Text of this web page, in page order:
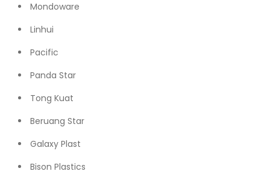
Mondoware
Linhui
Pacific
Panda Star
Tong Kuat
Beruang Star
Galaxy Plast
Bison Plastics